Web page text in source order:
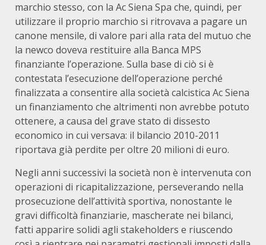
marchio stesso, con la Ac Siena Spa che, quindi, per
utilizzare il proprio marchio si ritrovava a pagare un
canone mensile, di valore pari alla rata del mutuo che
la newco doveva restituire alla Banca MPS
finanziante l’operazione. Sulla base di ciò si è
contestata l’esecuzione dell’operazione perché
finalizzata a consentire alla società calcistica Ac Siena
un finanziamento che altrimenti non avrebbe potuto
ottenere, a causa del grave stato di dissesto
economico in cui versava: il bilancio 2010-2011
riportava già perdite per oltre 20 milioni di euro.
Negli anni successivi la società non è intervenuta con
operazioni di ricapitalizzazione, perseverando nella
prosecuzione dell’attività sportiva, nonostante le
gravi difficoltà finanziarie, mascherate nei bilanci,
fatti apparire solidi agli stakeholders e riuscendo